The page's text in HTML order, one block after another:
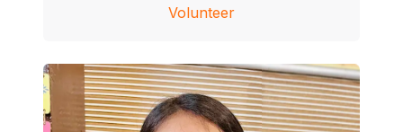
Volunteer